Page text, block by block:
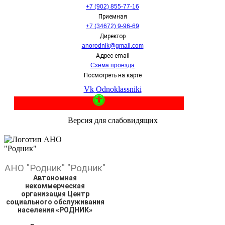
+7 (902) 855-77-16
Приемная
+7 (34672) 9-96-69
Директор
anorodnik@gmail.com
Адрес email
Схема проезда
Посмотреть на карте
Vk Odnoklassniki
Версия для слабовидящих
АНО "Родник" "Родник"
Автономная
некоммерческая
организация Центр
социального обслуживания
населения «РОДНИК»